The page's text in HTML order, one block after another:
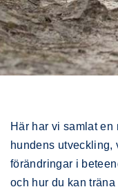
Här har vi samlat en
hundens utveckling,
förändringar i
och hur du kan